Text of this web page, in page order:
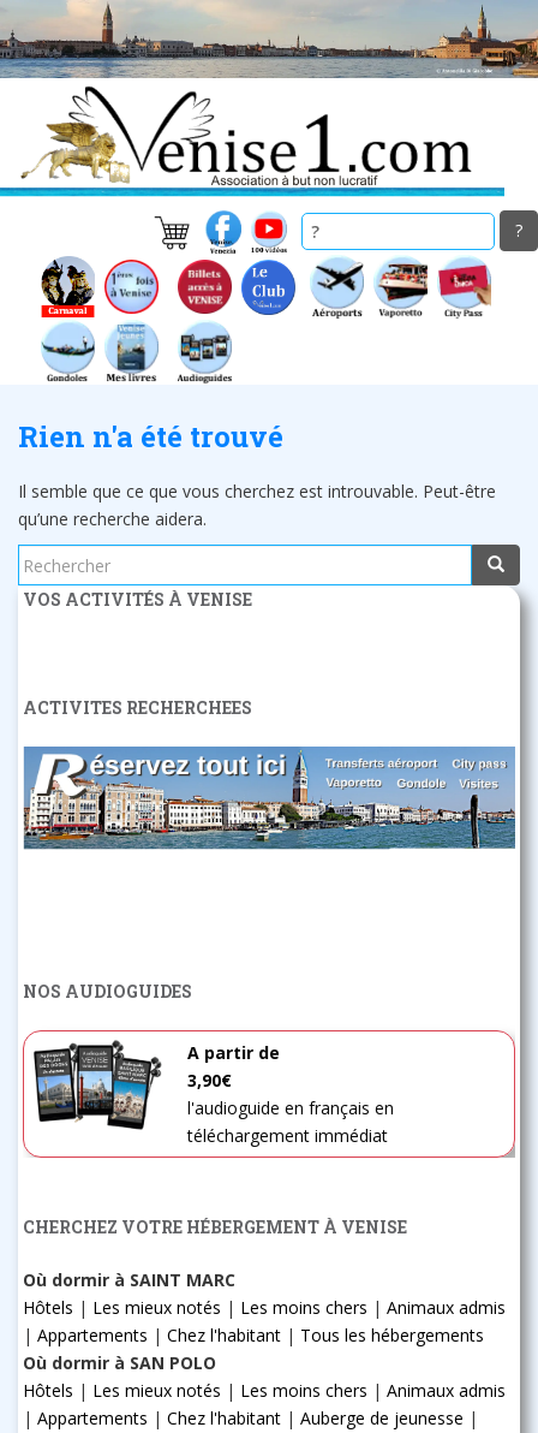
to
main
Rien n'a été trouvé
Il semble que ce que vous cherchez est introuvable. Peut-être
qu’une recherche aidera.
Rechercher...
VOS ACTIVITÉS À VENISE
ACTIVITES RECHERCHEES
NOS AUDIOGUIDES
A partir de
3,90€
l'audioguide en français en
téléchargement immédiat
CHERCHEZ VOTRE HÉBERGEMENT À VENISE
Où dormir à SAINT MARC
Hôtels | Les mieux notés | Les moins chers | Animaux admis
| Appartements | Chez l'habitant | Tous les hébergements
Où dormir à SAN POLO
Hôtels | Les mieux notés | Les moins chers | Animaux admis
| Appartements | Chez l'habitant | Auberge de jeunesse |